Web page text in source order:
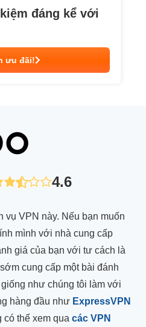
đáng kể với
ưu đãi!
4.6
vụ VPN này. Nếu bạn muốn
mình với nhà cung cấp
giá của bạn với tư cách là
cung cấp một bài đánh
như chúng tôi làm với
hàng đầu như ExpressVPN
có thể xem qua các VPN